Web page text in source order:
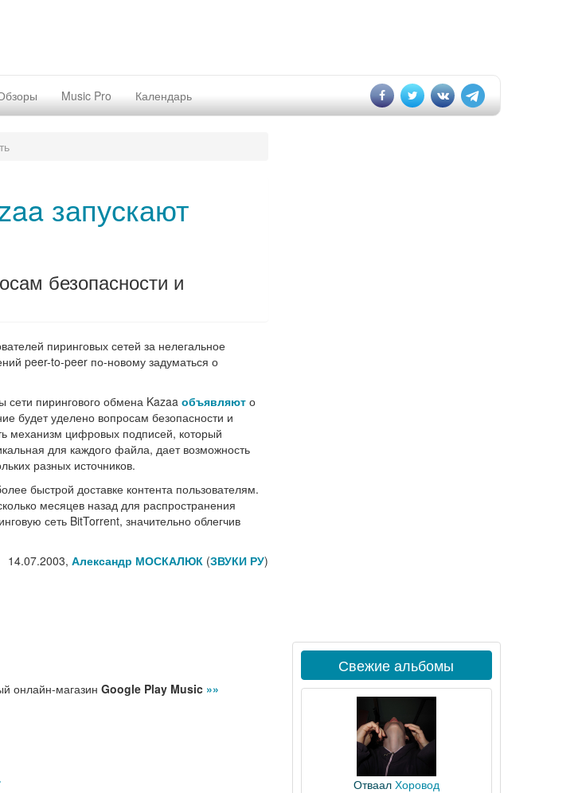
Music Pro Календарь
запускают
безопасности и
пиринговых сетей за нелегальное
peer-to-peer по-новому задуматься о
пирингового обмена Kazaa объявляют о
будет уделено вопросам безопасности и
механизм цифровых подписей, который
для каждого файла, дает возможность
разных источников.
быстрой доставке контента пользователям.
месяцев назад для распространения
сеть BitTorrent, значительно облегчив
14.07.2003, Александр МОСКАЛЮК(ЗВУКИ РУ)
онлайн-магазин Google Play Music »»
Свежие альбомы
Отваал Хоровод